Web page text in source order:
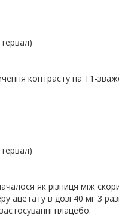
контрасту на Т1-
як різниця між
ацетату в дозі 40 мг 3
плацебо.